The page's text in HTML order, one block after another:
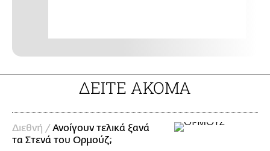
ΔΕΙΤΕ ΑΚΟΜΑ
Διεθνή / Ανοίγουν τελικά ξανά
τα Στενά του Ορμούζ;